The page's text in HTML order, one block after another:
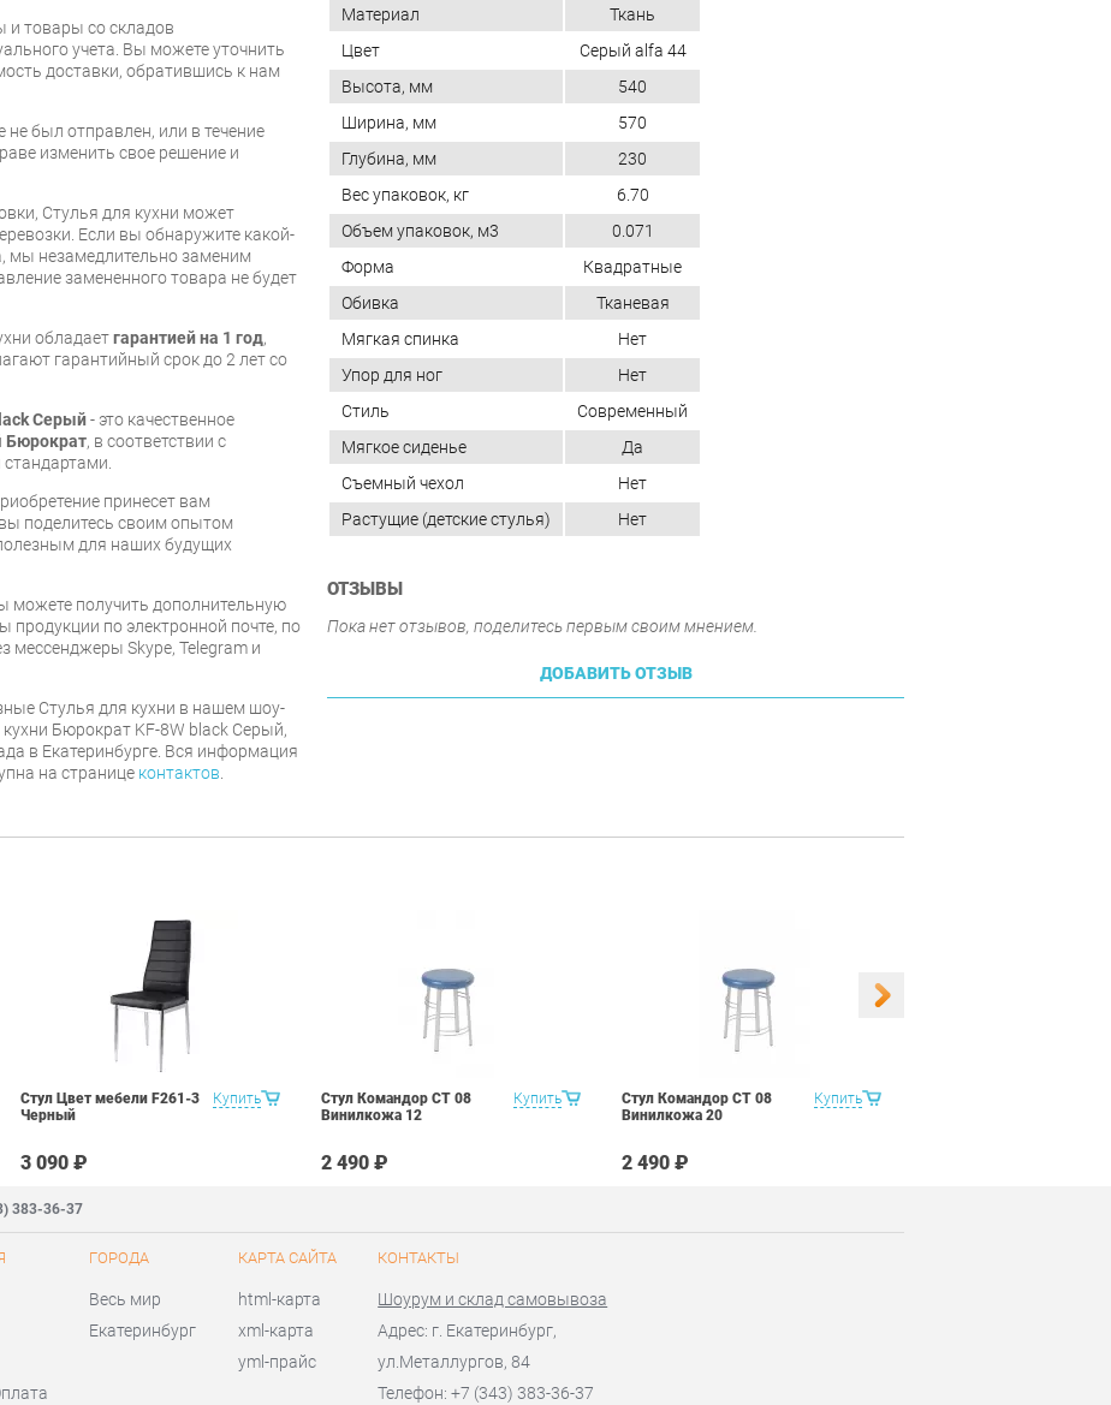
и товары со складов
учета. Вы можете уточнить
доставки, обратившись к нам
был отправлен, или в течение
изменить свое решение и
Стулья для кухни может
Если вы обнаружите какой-
мы незамедлительно заменим
замененного товара не будет
обладаетгарантией на 1 год,
гарантийный срок до 2 лет со
Серый- это качественное
Бюрократ, в соответствии с
принесет вам
поделитесь своим опытом
для наших будущих
можете получить дополнительную
по электронной почте, по
мессенджеры Skype, Telegram и
Стулья для кухни в нашем шоу-
Бюрократ KF-8W black Серый,
в Екатеринбурге. Вся информация
на странице контактов
Материал
Ткань
Цвет
Серый alfa 44
Высота, мм
540
Ширина, мм
570
Глубина, мм
230
Вес упаковок, кг
6.70
Объем упаковок, м3
0.071
Форма
Квадратные
Обивка
Тканевая
Мягкая спинка
Нет
Упор для ног
Нет
Стиль
Современный
Мягкое сиденье
Да
Съемный чехол
Нет
Растущие (детские стулья)
Нет
ОТЗЫВЫ
Пока нет отзывов, поделитесь первым своим мнением.
ДОБАВИТЬ ОТЗЫВ
Купить
Стул Цвет мебели F261-3
Черный
3 090 ₽
Купить
Стул Командор СТ 08
Винилкожа 12
2 490 ₽
Купить
Стул Командор СТ 08
Винилкожа 20
2 490 ₽
383-36-37
ГОРОДА
Весь мир
Екатеринбург
КАРТА САЙТА
html-карта
xml-карта
yml-прайс
КОНТАКТЫ
Шоурум и склад самовывоза
Адрес: г. Екатеринбург,
ул.Металлургов, 84
Телефон: +7 (343) 383-36-37